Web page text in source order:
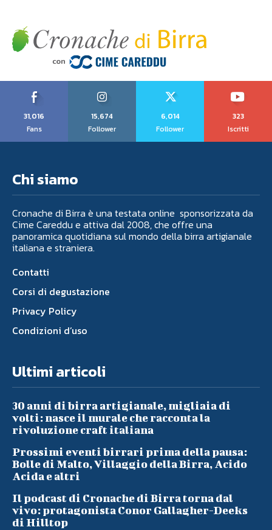
31,016
Fans
15,674
Follower
6,014
Follower
323
Iscritti
Chi siamo
Cronache di Birra è una testata online sponsorizzata da
Cime Careddu e attiva dal 2008, che offre una
panoramica quotidiana sul mondo della birra artigianale
italiana e straniera.
Contatti
Corsi di degustazione
Privacy Policy
Condizioni d’uso
Ultimi articoli
30 anni di birra artigianale, migliaia di
volti: nasce il murale che racconta la
rivoluzione craft italiana
Prossimi eventi birrari prima della pausa:
Bolle di Malto, Villaggio della Birra, Acido
Acida e altri
Il podcast di Cronache di Birra torna dal
vivo: protagonista Conor Gallagher-Deeks
di Hilltop